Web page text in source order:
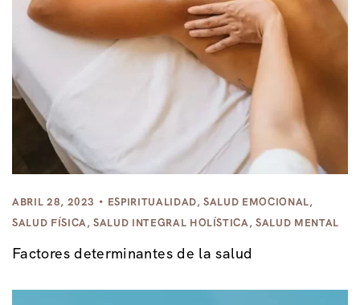
ABRIL 28, 2023 ESPIRITUALIDAD,SALUD EMOCIONAL,
SALUD FÍSICA,SALUD INTEGRAL HOLÍSTICA,SALUD MENTAL
Factores determinantes de la salud